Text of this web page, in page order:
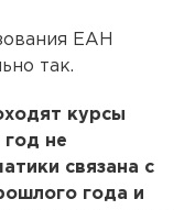
ЕАН
так.
курсы
не
связана с
года и